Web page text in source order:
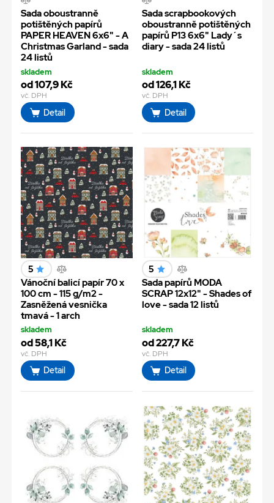
Sada oboustranně
potištěných papírů
PAPER HEAVEN 6x6" - A
Christmas Garland - sada
24 listů
skladem
od 107,9 Kč
vč. DPH
Detail
Sada scrapbookových
oboustranně potištěných
papírů P13 6x6" Lady´s
diary - sada 24 listů
skladem
od 126,1 Kč
vč. DPH
Detail
5
Vánoční balicí papír 70 x
100 cm - 115 g/m2 -
Zasněžená vesnička
tmavá - 1 arch
skladem
od 58,1 Kč
vč. DPH
Detail
5
Sada papírů MODA
SCRAP 12x12" - Shades of
love - sada 12 listů
skladem
od 227,7 Kč
vč. DPH
Detail